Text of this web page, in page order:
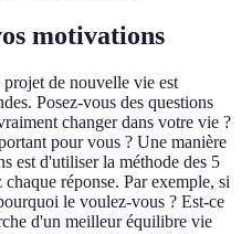
motivations
de nouvelle vie est
Posez-vous des questions
changer dans votre vie ?
pour vous ? Une manière
est d'utiliser la méthode des 5
réponse. Par exemple, si
le voulez-vous ? Est-ce
d'un meilleur équilibre vie